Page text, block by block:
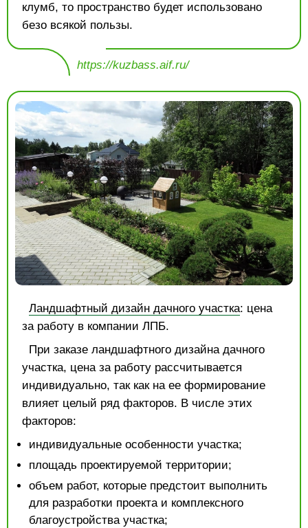
клумб, то пространство будет использовано
безо всякой пользы.
https://kuzbass.aif.ru/
Ландшафтный дизайн дачного участка: цена
за работу в компании ЛПБ.
При заказе ландшафтного дизайна дачного
участка, цена за работу рассчитывается
индивидуально, так как на ее формирование
влияет целый ряд факторов. В числе этих
факторов:
индивидуальные особенности участка;
площадь проектируемой территории;
объем работ, которые предстоит выполнить
для разработки проекта и комплексного
благоустройства участка;